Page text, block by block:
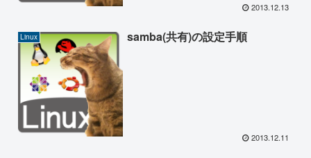
2013.12.13
Linux samba(共有)の設定手順
2013.12.11